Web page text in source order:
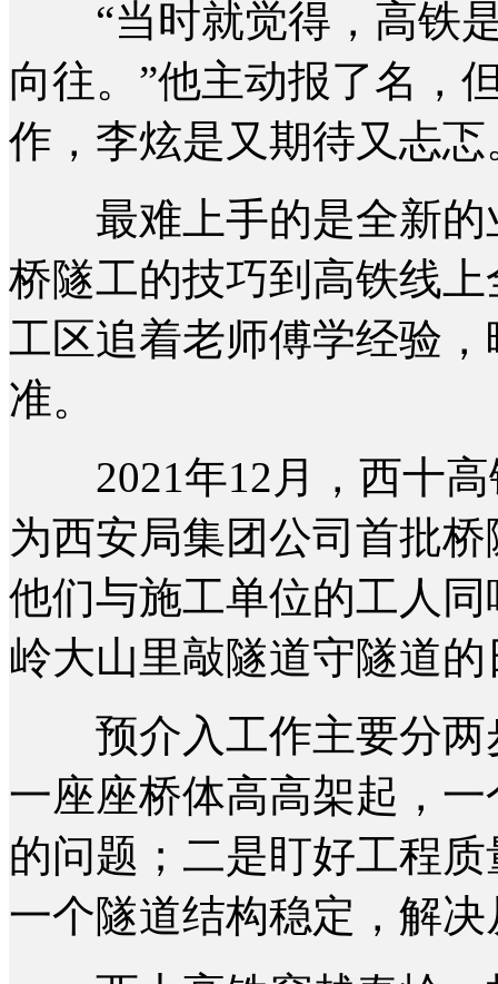
“当时就觉得，高铁是
向往。”他主动报了名，
作，李炫是又期待又忐忑
最难上手的是全新的
桥隧工的技巧到高铁线
工区追着老师傅学经验
准。
2021年12月，西十高
为西安局集团公司首批
他们与施工单位的工人
岭大山里敲隧道守隧道的
预介入工作主要分两
一座座桥体高高架起，
的问题；二是盯好工程
一个隧道结构稳定，解